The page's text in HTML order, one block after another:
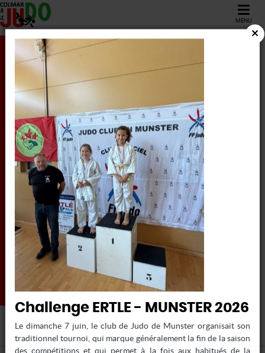
MENU
Février
1ER TOUR DISTRICT
COLMAR JUDO/ Actualités /
1ER TOUR DISTRICT
Challenge ERTLE - MUNSTER 2026
Le dimanche 7 juin, le club de Judo de Munster organisait son
traditionnel tournoi, qui marque généralement la fin de la saison
des compétitions et qui permet à la fois aux habitués de la